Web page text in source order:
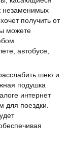
незаменимых
получить от
можете
автобусе,
шею и
подушка
интернет
для поездки.